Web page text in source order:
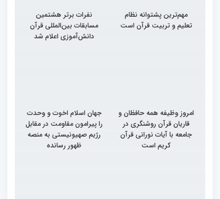
مهم‌ترین پشتوانه نظام
تعلیم و تربیت قرآن است
نفرات برتر هشتمین
مسابقات بین‌المللی قرآن
دانش‌آموزی اعلام شد
امروز وظیفه همه حافظان و
قاریان قرآن روشنگری در
جامعه با آیات نورانی قرآن
کریم است
جهان اسلام اخوت و وحدت
را پیرامون مقاومت در مقابل
رژیم صهیونیستی به منصه
ظهور رسانده